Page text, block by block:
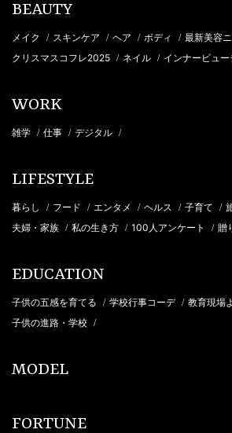
BEAUTY
メイク / スキンケア / ヘア / ボディ / 最新美容
クリスマスコフレ2025 / ネイル / インナービュー
WORK
雑学 / 仕事 / デジタル /
LIFESTYLE
暮らし / フード / エンタメ / ヘルス / 子育て /
夫婦・家族 / 私の生き方 / 100人アンケート / 贈
EDUCATION
子供の五感を育てる / 学校行事コーデ / 教育現場
子供の進路・学校 /
MODEL
FORTUNE